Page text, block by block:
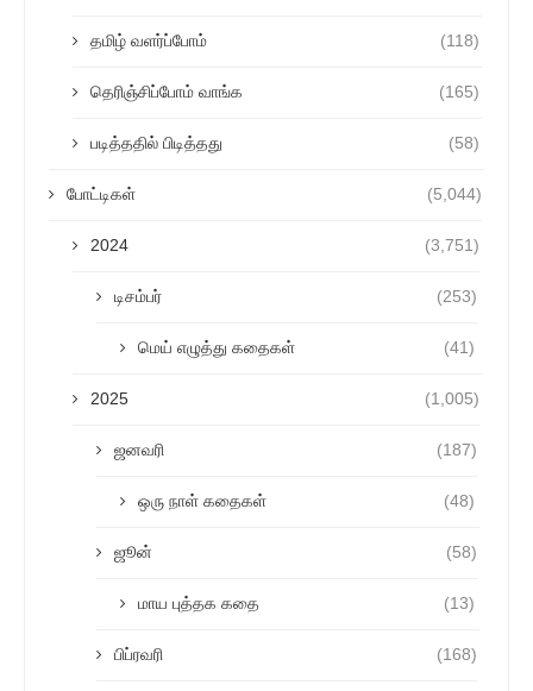
தமிழ் வளர்ப்போம் (118)
தெரிஞ்சிப்போம் வாங்க (165)
படித்ததில் பிடித்தது (58)
போட்டிகள் (5,044)
2024 (3,751)
டிசம்பர் (253)
மெய் எழுத்து கதைகள் (41)
2025 (1,005)
ஜனவரி (187)
ஒரு நாள் கதைகள் (48)
ஜூன் (58)
மாய புத்தக கதை (13)
பிப்ரவரி (168)